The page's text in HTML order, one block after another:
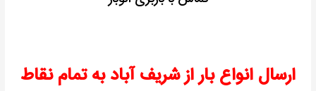
ارسال انواع بار از شریف آباد به تمام نقاط